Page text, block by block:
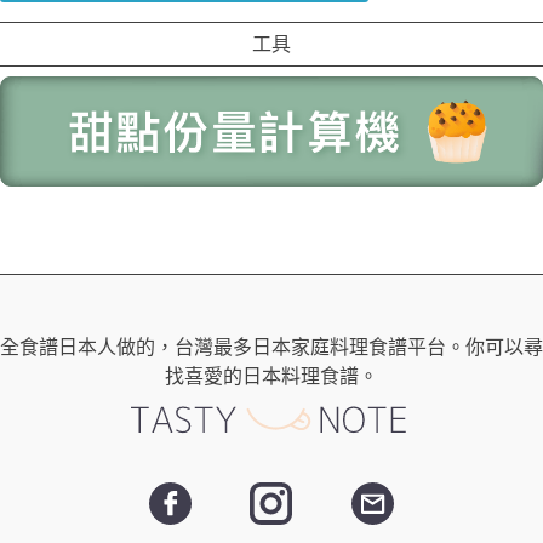
工具
全食譜日本人做的，台灣最多日本家庭料理食譜平台。你可以尋
找喜愛的日本料理食譜。